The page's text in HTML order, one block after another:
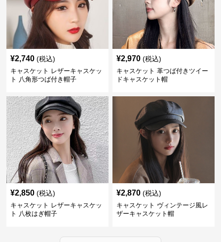
¥2,740 (税込)
キャスケット レザーキャスケッ
ト 八角形つば付き帽子
¥2,970 (税込)
キャスケット 革つば付きツイー
ドキャスケット帽
¥2,850 (税込)
キャスケット レザーキャスケッ
ト 八枚はぎ帽子
¥2,870 (税込)
キャスケット ヴィンテージ風レ
ザーキャスケット帽